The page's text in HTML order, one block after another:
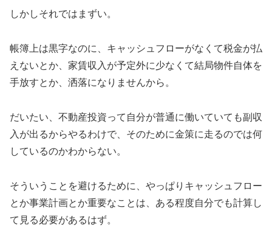
しかしそれではまずい。
帳簿上は黒字なのに、キャッシュフローがなくて税金が払
えないとか、家賃収入が予定外に少なくて結局物件自体を
手放すとか、洒落になりませんから。
だいたい、不動産投資って自分が普通に働いていても副収
入が出るからやるわけで、そのために金策に走るのでは何
しているのかわからない。
そういうことを避けるために、やっぱりキャッシュフロー
とか事業計画とか重要なことは、ある程度自分でも計算し
て見る必要があるはず。